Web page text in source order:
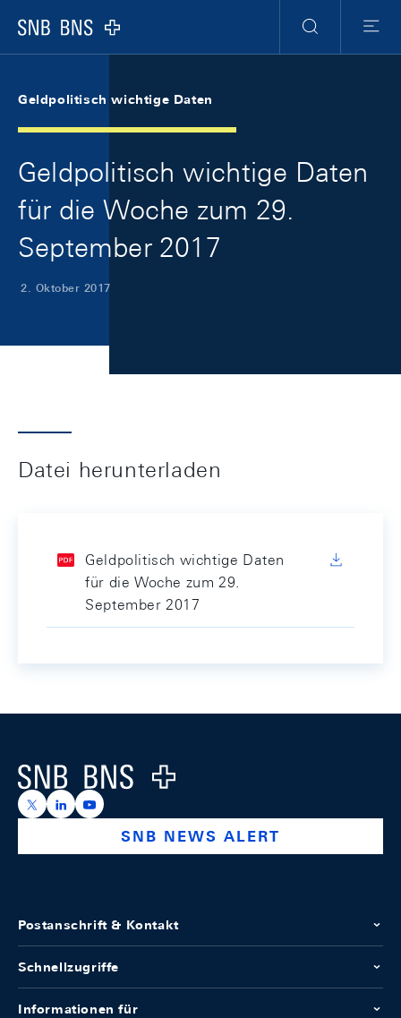
Logo
Suche
Menu
Geldpolitisch wichtige Daten
Geldpolitisch wichtige Daten
für die Woche zum 29.
September 2017
2. Oktober 2017
Datei herunterladen
Geldpolitisch wichtige Daten
für die Woche zum 29.
September 2017
Logo
https://x.com/snb_bns
https://ch.linkedin.com/company/swiss-national-
https://www.youtube.com/@swissnationalbank
SNB NEWS ALERT
Postanschrift & Kontakt
Schnellzugriffe
Informationen für